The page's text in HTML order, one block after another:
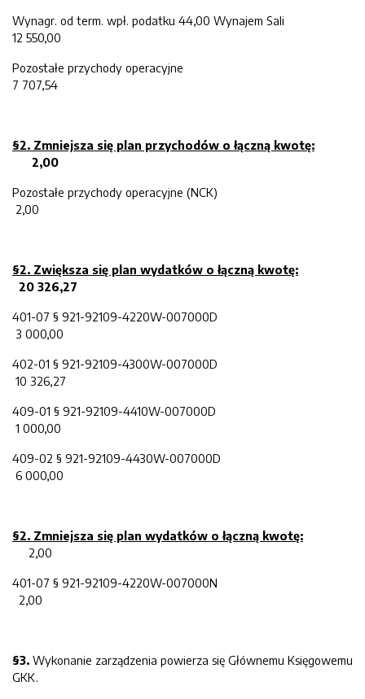
Wynagr. od term. wpł. podatku 44,00 Wynajem Sali
12 550,00
Pozostałe przychody operacyjne
7 707,54
§2. Zmniejsza się plan przychodów o łączną kwotę:
2,00
Pozostałe przychody operacyjne (NCK)
2,00
§2. Zwiększa się plan wydatków o łączną kwotę:
20 326,27
401-07 § 921-92109-4220W-007000D
3 000,00
402-01 § 921-92109-4300W-007000D
10 326,27
409-01 § 921-92109-4410W-007000D
1 000,00
409-02 § 921-92109-4430W-007000D
6 000,00
§2. Zmniejsza się plan wydatków o łączną kwotę:
2,00
401-07 § 921-92109-4220W-007000N
2,00
§3. Wykonanie zarządzenia powierza się Głównemu Księgowemu
GKK.